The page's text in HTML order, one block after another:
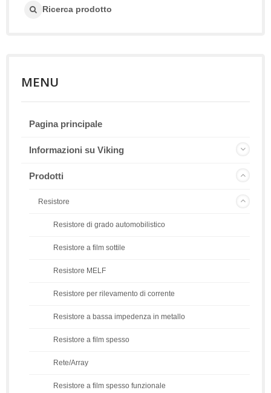
Ricerca prodotto
MENU
Pagina principale
Informazioni su Viking
Prodotti
Resistore
Resistore di grado automobilistico
Resistore a film sottile
Resistore MELF
Resistore per rilevamento di corrente
Resistore a bassa impedenza in metallo
Resistore a film spesso
Rete/Array
Resistore a film spesso funzionale